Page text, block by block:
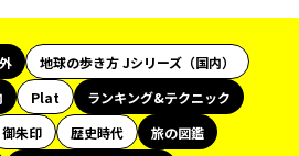
地球の歩き方 Jシリーズ（国内）
Plat
ランキング&テクニック
御朱印 歴史時代
旅の図鑑